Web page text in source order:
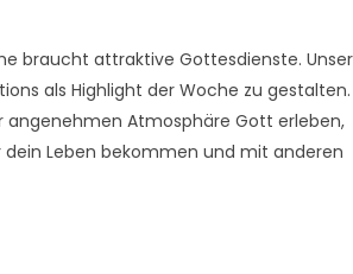
braucht attraktive Gottesdienste. Unser
als Highlight der Woche zu gestalten.
angenehmen Atmosphäre Gott erleben,
Leben bekommen und mit anderen